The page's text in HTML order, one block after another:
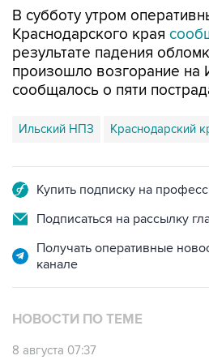
В субботу утром
Краснодарского края
результате падения
произошло возгорание на
сообщалось о пяти
Ильский НПЗ Краснодарский
Купить подписку на
Подписаться на рассылку
Получать оперативные
канале
НОВОСТИ ПО ТЕМЕ
8 августа 07:37